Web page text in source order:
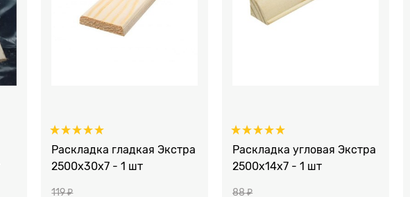
Раскладка гладкая Экстра
2500x30x7 - 1 шт
119 ₽
Раскладка угловая Экстра
2500x14x7 - 1 шт
88 ₽